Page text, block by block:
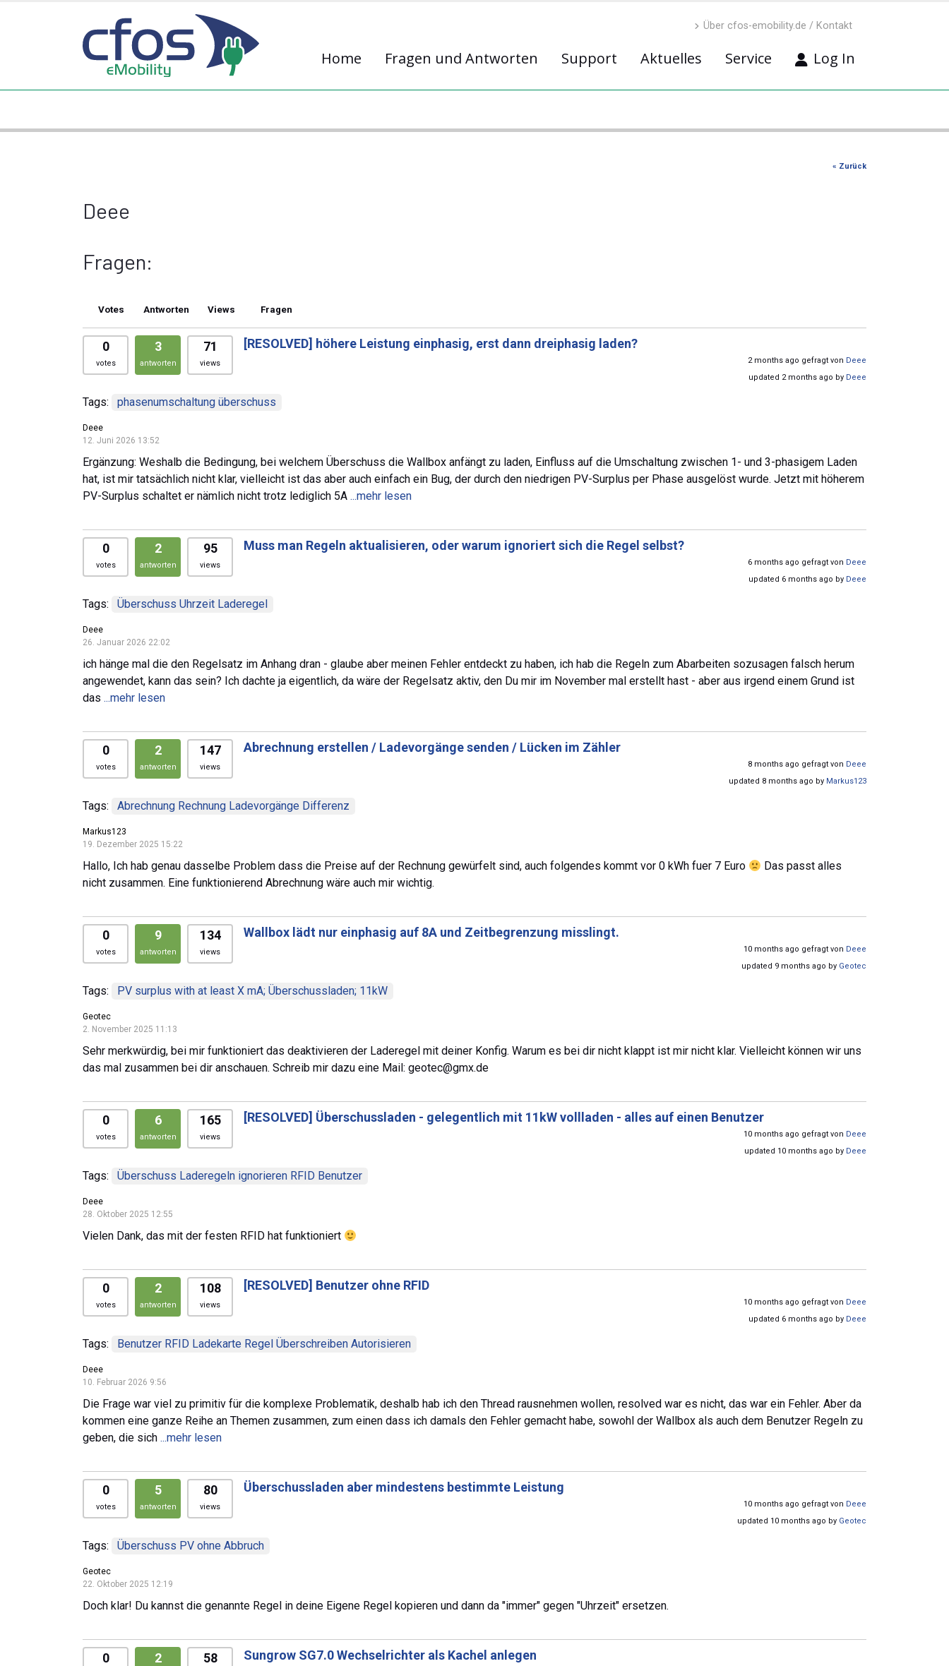
Über cfos-emobility.de / Kontakt
Home Fragen und Antworten Support Aktuelles Service Log In
« Zurück
Deee
Fragen:
Votes Antworten Views Fragen
0
votes
3
antworten
71
views
[RESOLVED] höhere Leistung einphasig, erst dann dreiphasig laden?
2 months ago gefragt von Deee
updated 2 months ago by Deee
Tags: phasenumschaltung überschuss
Deee
12. Juni 2026 13:52
Ergänzung: Weshalb die Bedingung, bei welchem Überschuss die Wallbox anfängt zu laden, Einfluss auf die Umschaltung zwischen 1- und 3-phasigem Laden
hat, ist mir tatsächlich nicht klar, vielleicht ist das aber auch einfach ein Bug, der durch den niedrigen PV-Surplus per Phase ausgelöst wurde. Jetzt mit höherem
PV-Surplus schaltet er nämlich nicht trotz lediglich 5A ...mehr lesen
0
votes
2
antworten
95
views
Muss man Regeln aktualisieren, oder warum ignoriert sich die Regel selbst?
6 months ago gefragt von Deee
updated 6 months ago by Deee
Tags: Überschuss Uhrzeit Laderegel
Deee
26. Januar 2026 22:02
ich hänge mal die den Regelsatz im Anhang dran - glaube aber meinen Fehler entdeckt zu haben, ich hab die Regeln zum Abarbeiten sozusagen falsch herum
angewendet, kann das sein? Ich dachte ja eigentlich, da wäre der Regelsatz aktiv, den Du mir im November mal erstellt hast - aber aus irgend einem Grund ist
das ...mehr lesen
0
votes
2
antworten
147
views
Abrechnung erstellen / Ladevorgänge senden / Lücken im Zähler
8 months ago gefragt von Deee
updated 8 months ago by Markus123
Tags: Abrechnung Rechnung Ladevorgänge Differenz
Markus123
19. Dezember 2025 15:22
Hallo, Ich hab genau dasselbe Problem dass die Preise auf der Rechnung gewürfelt sind, auch folgendes kommt vor 0 kWh fuer 7 Euro
Das passt alles
nicht zusammen. Eine funktionierend Abrechnung wäre auch mir wichtig.
0
votes
9
antworten
134
views
Wallbox lädt nur einphasig auf 8A und Zeitbegrenzung misslingt.
10 months ago gefragt von Deee
updated 9 months ago by Geotec
Tags: PV surplus with at least X mA; Überschussladen; 11kW
Geotec
2. November 2025 11:13
Sehr merkwürdig, bei mir funktioniert das deaktivieren der Laderegel mit deiner Konfig. Warum es bei dir nicht klappt ist mir nicht klar. Vielleicht können wir uns
das mal zusammen bei dir anschauen. Schreib mir dazu eine Mail: geotec@gmx.de
0
votes
6
antworten
165
views
[RESOLVED] Überschussladen - gelegentlich mit 11kW vollladen - alles auf einen Benutzer
10 months ago gefragt von Deee
updated 10 months ago by Deee
Tags: Überschuss Laderegeln ignorieren RFID Benutzer
Deee
28. Oktober 2025 12:55
Vielen Dank, das mit der festen RFID hat funktioniert
0
votes
2
antworten
108
views
[RESOLVED] Benutzer ohne RFID
10 months ago gefragt von Deee
updated 6 months ago by Deee
Tags: Benutzer RFID Ladekarte Regel Überschreiben Autorisieren
Deee
10. Februar 2026 9:56
Die Frage war viel zu primitiv für die komplexe Problematik, deshalb hab ich den Thread rausnehmen wollen, resolved war es nicht, das war ein Fehler. Aber da
kommen eine ganze Reihe an Themen zusammen, zum einen dass ich damals den Fehler gemacht habe, sowohl der Wallbox als auch dem Benutzer Regeln zu
geben, die sich ...mehr lesen
0
votes
5
antworten
80
views
Überschussladen aber mindestens bestimmte Leistung
10 months ago gefragt von Deee
updated 10 months ago by Geotec
Tags: Überschuss PV ohne Abbruch
Geotec
22. Oktober 2025 12:19
Doch klar! Du kannst die genannte Regel in deine Eigene Regel kopieren und dann da "immer" gegen "Uhrzeit" ersetzen.
0 2 58 Sungrow SG7.0 Wechselrichter als Kachel anlegen